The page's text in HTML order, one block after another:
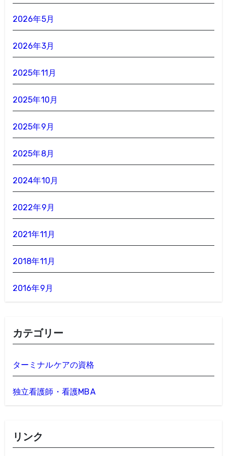
2026年5月
2026年3月
2025年11月
2025年10月
2025年9月
2025年8月
2024年10月
2022年9月
2021年11月
2018年11月
2016年9月
カテゴリー
ターミナルケアの資格
独立看護師・看護MBA
リンク